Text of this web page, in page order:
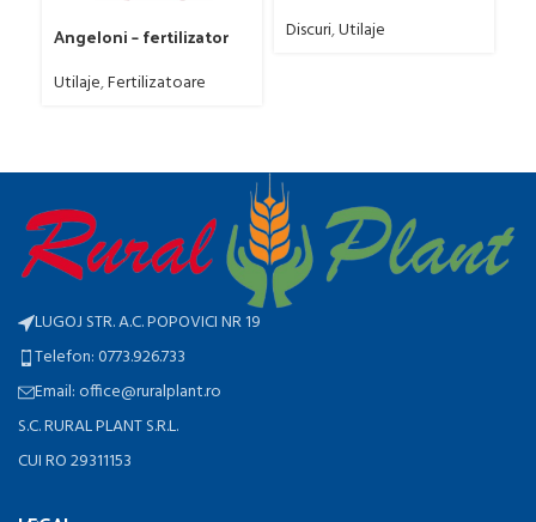
Angeloni – fertilizator
Utilaje,Fertilizatoare
Discuri,Utilaje
LUGOJ STR. A.C. POPOVICI NR 19
Telefon: 0773.926.733
Email: office@ruralplant.ro
S.C. RURAL PLANT S.R.L.
CUI RO 29311153